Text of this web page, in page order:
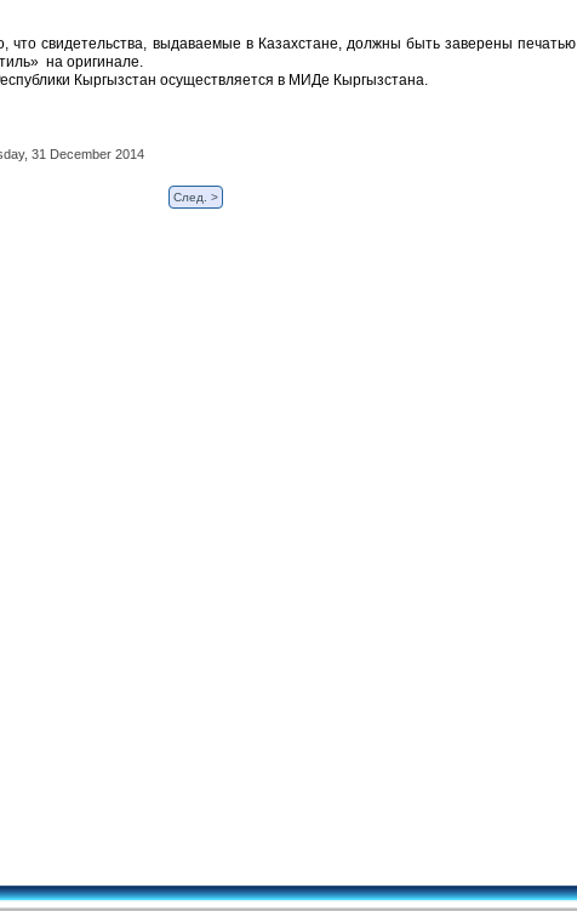
свидетельства, выдаваемые в Казахстане, должны быть заверены печатью
на оригинале.
Кыргызстан осуществляется в МИДе Кыргызстана.
31 December 2014
След. >